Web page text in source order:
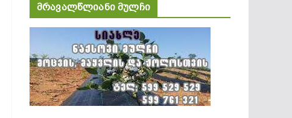
მრავალწლიანი მულჩი